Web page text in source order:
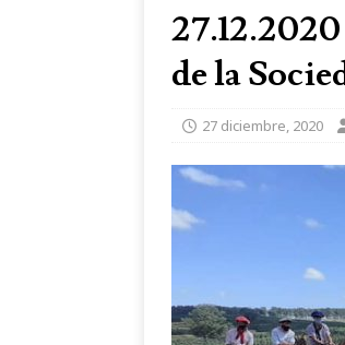
de la
27 diciembre, 2020